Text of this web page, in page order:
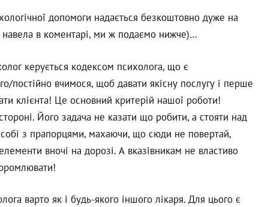
допомоги надається безкоштовно дуже на
навела в коментарі, ми ж подаємо нижче)…
керується кодексом психолога, що є
постійно вчимося, щоб давати якісну послугу і перше
клієнта! Це основний критерій нашої роботи!
Його задача не казати що робити, а стояти над
з прапорцями, махаючи, що сюди не повертай,
вночі на дорозі. А вказівникам не властиво
варто як і будь-якого іншого лікаря. Для цього є